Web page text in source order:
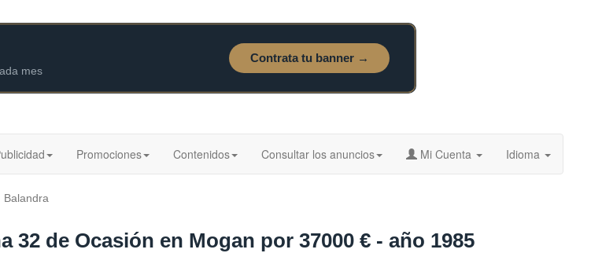
Promociones Contenidos Consultar los anuncios Mi Cuenta Idioma
Balandra
32 de Ocasión en Mogan por 37000 € - año 1985